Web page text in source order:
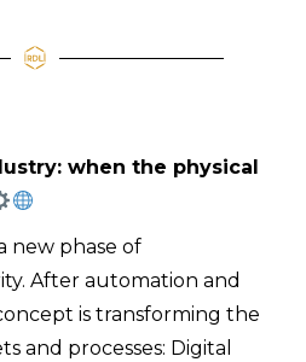
when the physical
new phase of
After automation and
is transforming the
and processes: Digital